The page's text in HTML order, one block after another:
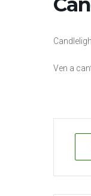
Ven a